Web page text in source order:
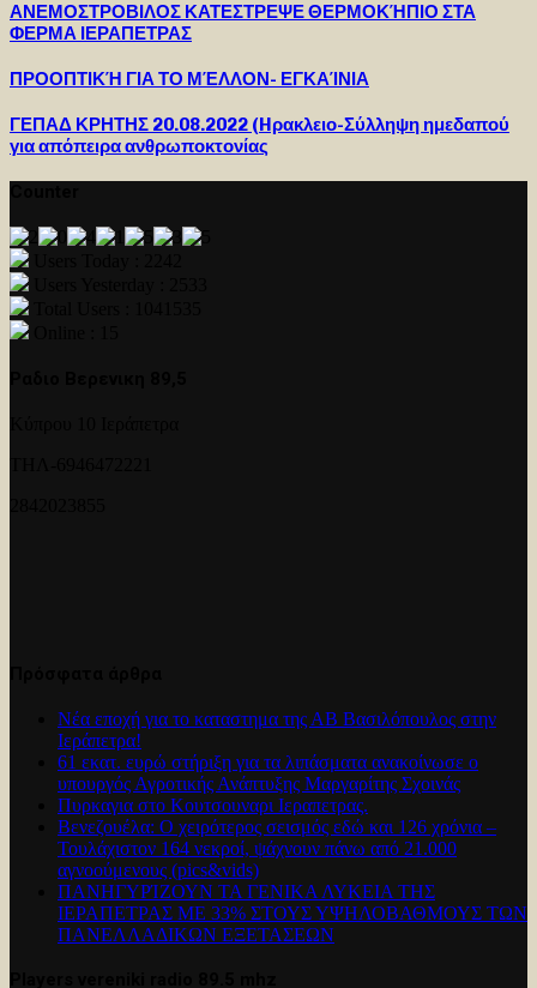
ΑΝΕΜΟΣΤΡΟΒΙΛΟΣ ΚΑΤΕΣΤΡΕΨΕ ΘΕΡΜΟΚΉΠΙΟ ΣΤΑ
ΦΕΡΜΑ ΙΕΡΑΠΕΤΡΑΣ
ΠΡΟΟΠΤΙΚΉ ΓΙΑ ΤΟ ΜΈΛΛΟΝ- ΕΓΚΑΊΝΙΑ
ΓΕΠΑΔ ΚΡΗΤΗΣ 20.08.2022 (Hρακλειο-Σύλληψη ημεδαπού
για απόπειρα ανθρωποκτονίας
Νέα εποχή για το καταστημα της ΑΒ Βασιλόπουλος στην
Ιεράπετρα!
61 εκατ. ευρώ στήριξη για τα λιπάσματα ανακοίνωσε ο
υπουργός Αγροτικής Ανάπτυξης Μαργαρίτης Σχοινάς
Πυρκαγια στο Κουτσουναρι Ιεραπετρας.
Βενεζουέλα: Ο χειρότερος σεισμός εδώ και 126 χρόνια –
Τουλάχιστον 164 νεκροί, ψάχνουν πάνω από 21.000
αγνοούμενους (pics&vids)
ΠΑΝΗΓΥΡΊΖΟΥΝ ΤΑ ΓΕΝΙΚΑ ΛΥΚΕΙΑ ΤΗΣ
ΙΕΡΑΠΕΤΡΑΣ ΜΕ 33% ΣΤΟΥΣ ΥΨΗΛΟΒΑΘΜΟΥΣ ΤΩΝ
ΠΑΝΕΛΛΑΔΙΚΩΝ ΕΞΕΤΑΣΕΩΝ